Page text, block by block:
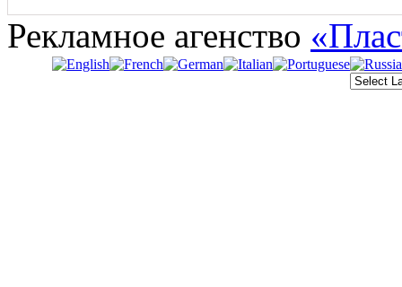
Рекламное агенство